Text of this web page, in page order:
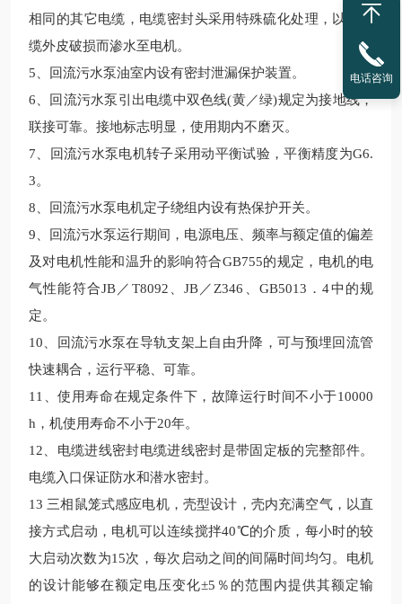
相同的其它电缆，电缆密封头采用特殊硫化处理，以防电
缆外皮破损而渗水至电机。
5 、回流污水泵油室内设有密封泄漏保护装置。
6 、回流污水泵引出电缆中双色线(黄／绿)规定为接地线，
联接可靠。接地标志明显，使用期内不磨灭。
7 、回流污水泵电机转子采用动平衡试验，平衡精度为G6.
3。
8 、回流污水泵电机定子绕组内设有热保护开关。
9 、回流污水泵运行期间，电源电压、频率与额定值的偏差
及对电机性能和温升的影响符合GB755的规定，电机的电
气性能符合JB ／ T8092 、JB ／ Z346 GB5013 ．4中的规
定。
10 、回流污水泵在导轨支架上自由升降，可与预埋回流管
快速耦合，运行平稳、可靠。
11
、使用寿命在规定条件下，故障运行时间不小于10000
h ，机使用寿命不小于20年。
12 、电缆进线密封电缆进线密封是带固定板的完整部件。
电缆入口保证防水和潜水密封。
13 三相鼠笼式感应电机，壳型设计，壳内充满空气，以直
接方式启动，电机可以连续搅拌40℃的介质，每小时的较
大启动次数为15次，每次启动之间的间隔时间均匀。电机
的设计能够在额定电压变化±5 ％的范围内提供其额定输
电话咨询